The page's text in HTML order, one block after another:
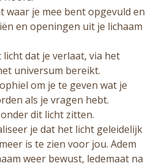
waar je mee bent opgevuld en
en openingen uit je lichaam
dat je verlaat, via het
universum bereikt.
om je te geven wat je
als je vragen hebt.
dit licht zitten.
je dat het licht geleidelijk
is te zien voor jou. Adem
weer bewust, ledemaat na